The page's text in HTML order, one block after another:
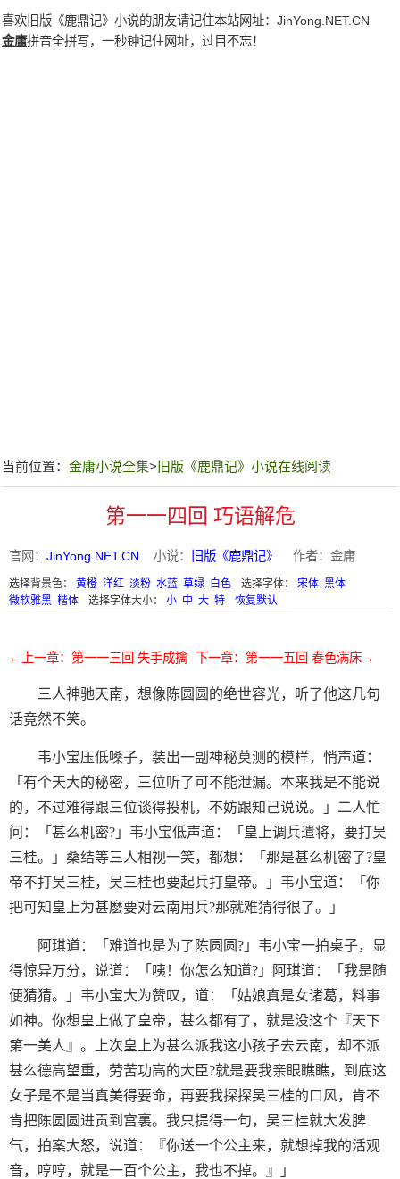
喜欢旧版《鹿鼎记》小说的朋友请记住本站网址： JinYong.NET.CN
金庸拼音全拼写，一秒钟记住网址，过目不忘！
当前位置： 金庸小说全集> 旧版《鹿鼎记》小说在线阅读
第一一四回 巧语解危
官网： JinYong.NET.CN 小说： 旧版《鹿鼎记》 作者：金庸
选择背景色： 黄橙 洋红 淡粉 水蓝 草绿 白色 选择字体： 宋体 黑体
微软雅黑 楷体 选择字体大小： 小 中 大 特 恢复默认
←上一章：第一一三回 失手成擒 下一章：第一一五回 春色满床→
三人神驰天南，想像陈圆圆的绝世容光，听了他这几句
话竟然不笑。
韦小宝压低嗓子，装出一副神秘莫测的模样，悄声道：
「有个天大的秘密，三位听了可不能泄漏。本来我是不能说
的，不过难得跟三位谈得投机，不妨跟知己说说。」二人忙
问：「甚么机密?」韦小宝低声道：「皇上调兵遣将，要打吴
三桂。」桑结等三人相视一笑，都想：「那是甚么机密了?皇
帝不打吴三桂，吴三桂也要起兵打皇帝。」韦小宝道：「你
把可知皇上为甚麽要对云南用兵?那就难猜得很了。」
阿琪道：「难道也是为了陈圆圆?」韦小宝一拍桌子，显
得惊异万分，说道：「咦！你怎么知道?」阿琪道：「我是随
便猜猜。」韦小宝大为赞叹，道：「姑娘真是女诸葛，料事
如神。你想皇上做了皇帝，甚么都有了，就是没这个『天下
第一美人』。上次皇上为甚么派我这小孩子去云南，却不派
甚么德高望重，劳苦功高的大臣?就是要我亲眼瞧瞧，到底这
女子是不是当真美得要命，再要我探探吴三桂的口风，肯不
肯把陈圆圆进贡到宫裏。我只提得一句，吴三桂就大发脾
气，拍案大怒，说道：『你送一个公主来，就想掉我的活观
音，哼哼，就是一百个公主，我也不掉。』」